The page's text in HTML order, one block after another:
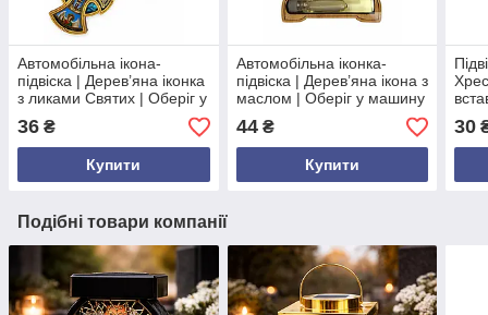
Автомобільна ікона-
підвіска | Дерев’яна іконка
з ликами Святих | Оберіг у
машину
36 ₴
Купити
Автомобільна іконка-
підвіска | Дерев’яна ікона з
маслом | Оберіг у машину
44₴
Купити
30
Подібні товари компанії